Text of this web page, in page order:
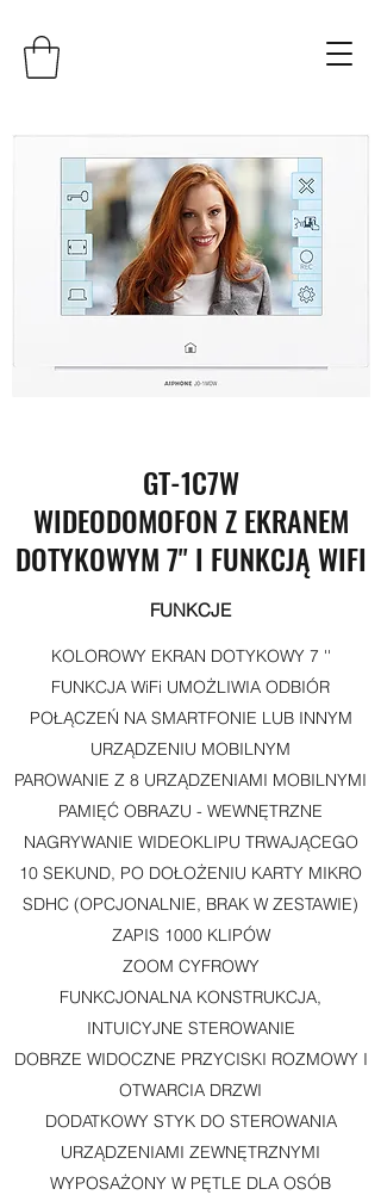
GT-1C7W
WIDEODOMOFON Z EKRANEM
DOTYKOWYM 7'' I FUNKCJĄ WIFI
FUNKCJE
KOLOROWY EKRAN DOTYKOWY 7 ''
FUNKCJA WiFi UMOŻLIWIA ODBIÓR
POŁĄCZEŃ NA SMARTFONIE LUB INNYM
URZĄDZENIU MOBILNYM
PAROWANIE Z 8 URZĄDZENIAMI MOBILNYMI
PAMIĘĆ OBRAZU - WEWNĘTRZNE
NAGRYWANIE WIDEOKLIPU TRWAJĄCEGO
10 SEKUND, PO DOŁOŻENIU KARTY MIKRO
SDHC (OPCJONALNIE, BRAK W ZESTAWIE)
ZAPIS 1000 KLIPÓW
ZOOM CYFROWY
FUNKCJONALNA KONSTRUKCJA,
INTUICYJNE STEROWANIE
DOBRZE WIDOCZNE PRZYCISKI ROZMOWY I
OTWARCIA DRZWI
DODATKOWY STYK DO STEROWANIA
URZĄDZENIAMI ZEWNĘTRZNYMI
WYPOSAŻONY W PĘTLE DLA OSÓB